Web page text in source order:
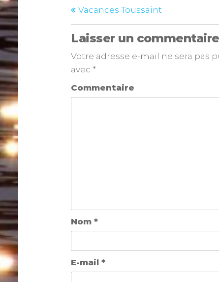
Vacances Toussaint
Laisser un commentaire
Votre adresse e-mail ne sera pas
avec*
Commentaire
Nom*
E-mail*